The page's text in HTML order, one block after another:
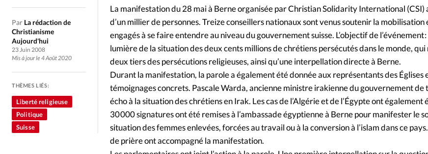
Culture
Dossier Eglises
Foi
Génération réveil
Monde
Opinions
Publireportage
Relations Aujourd'hui
Société
Tour du monde des Eglises
Vécu Vie Intérieure
La
À
La
Mon
Par La rédaction de
Christianisme
Aujourd'hui
23 Juin 2008
Mis à jour le 4 Août 2020
THÈMES LIÉS:
Liberté religieuse
Politique
Suisse
La manifestation du 28 mai à Berne organisée par Christian Solidarity International (CSI)
d’un millier de personnes. Treize conseillers nationaux sont venus soutenir la mobilisation
engagés à se faire entendre au niveau du gouvernement suisse. L’objectif de l’événement
lumière de la situation des deux cents millions de chrétiens persécutés dans le monde,
deux tiers des persécutions religieuses, ainsi qu’une interpellation directe à Berne.
Durant la manifestation, la parole a également été donnée aux représentants des Églises
témoignages concrets. Pascale Warda, ancienne ministre irakienne du gouvernement de
écho à la situation des chrétiens en Irak. Les cas de l’Algérie et de l’Égypte ont également
30 000 signatures ont été remises à l’ambassade égyptienne à Berne pour manifester le
situation des femmes enlevées, forcées au travail ou à la conversion à l’islam dans ce
de prière ont accompagné la manifestation.